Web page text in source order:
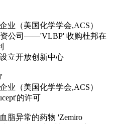
业（美国化学学会,ACS）
资公司——'VLBP' 收购杜邦在
立开放创新中心
业（美国化学学会,ACS）
的许可
脂异常的药物 'Zemiro